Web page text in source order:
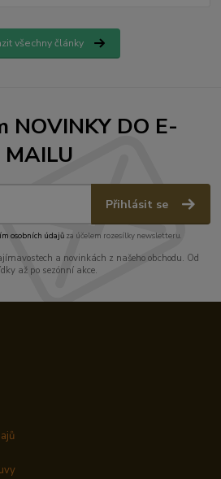
všechny články
NOVINKY DO E-
MAILU
Přihlásit se
osobních údajůza účelem rozesílky newsletteru.
a novinkách z našeho obchodu. Od
až po sezónní akce.